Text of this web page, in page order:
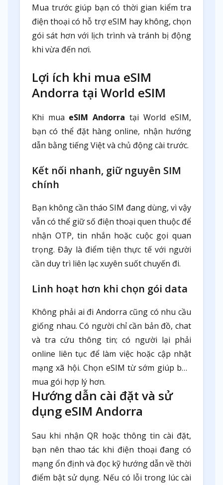
Mua trước giúp bạn có thời gian kiểm tra
điện thoại có hỗ trợ eSIM hay không, chọn
gói sát hơn với lịch trình và tránh bị động
khi vừa đến nơi.
Lợi ích khi mua eSIM
Andorra tại World eSIM
Khi mua eSIM Andorra tại World eSIM,
bạn có thể đặt hàng online, nhận hướng
dẫn bằng tiếng Việt và chủ động cài trước.
Kết nối nhanh, giữ nguyên SIM
chính
Bạn không cần tháo SIM đang dùng, vì vậy
vẫn có thể giữ số điện thoại quen thuộc để
nhận OTP, tin nhắn hoặc cuộc gọi quan
trọng. Đây là điểm tiện thực tế với người
cần duy trì liên lạc xuyên suốt chuyến đi.
Linh hoạt hơn khi chọn gói data
Không phải ai đi Andorra cũng có nhu cầu
giống nhau. Có người chỉ cần bản đồ, chat
và tra cứu thông tin; có người lại phải
online liên tục để làm việc hoặc cập nhật
mạng xã hội. Chọn eSIM từ sớm giúp bạn
mua gói hợp lý hơn.
Hướng dẫn cài đặt và sử
dụng eSIM Andorra
Sau khi nhận QR hoặc thông tin cài đặt,
bạn nên thao tác khi điện thoại đang có
mạng ổn định và đọc kỹ hướng dẫn về thời
điểm bật sử dụng. Nếu có lỗi trong lúc cài